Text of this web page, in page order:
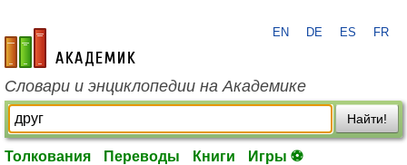
academic.ru
EN DE ES FR
Словари и энциклопедии на Академике
Найти!
Толкования Переводы Книги Игры ⚽